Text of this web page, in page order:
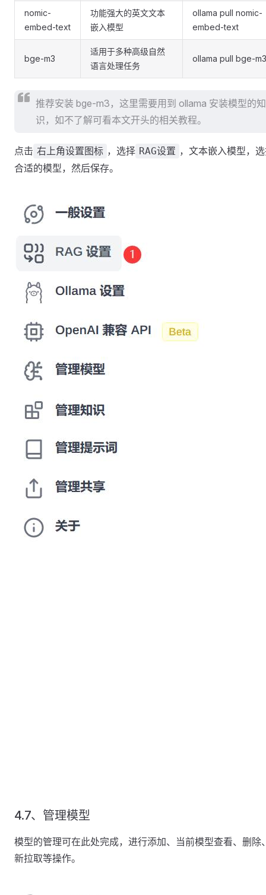
nomic-
embed-text
功能强大的英文文本
嵌入模型
ollama pull nomic-
embed-text
bge-m3
适用于多种高级自然
语言处理任务
ollama pull bge-m3
推荐安装 bge-m3，这里需要用到 ollama 安装模型的知
识，如不了解可看本文开头的相关教程。
点击 右上角设置图标 ，选择 RAG设置 ，文本嵌入模型，
合适的模型，然后保存。
4.7、管理模型
模型的管理可在此处完成，进行添加、当前模型查看、删除
新拉取等操作。